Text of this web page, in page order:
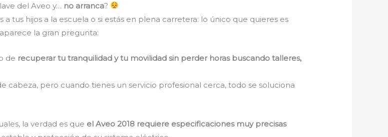
del Aveo y… no arranca?
tus hijos a la escuela o si estás en plena carretera: lo único que quieres es
la gran pregunta:
de recuperar tu tranquilidad y tu movilidad sin perder horas buscando talleres,
cabeza, pero cuando tienes un servicio profesional cerca, todo se soluciona
la verdad es que el Aveo 2018 requiere especificaciones muy precisas